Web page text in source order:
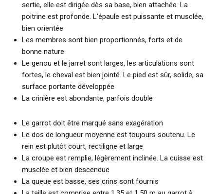
sertie, elle est dirigée dès sa base, bien attachée. La
poitrine est profonde. L’épaule est puissante et musclée,
bien orientée
Les membres sont bien proportionnés, forts et de
bonne nature
Le genou et le jarret sont larges, les articulations sont
fortes, le cheval est bien jointé. Le pied est sûr, solide, sa
surface portante développée
La crinière est abondante, parfois double
Le garrot doit être marqué sans exagération
Le dos de longueur moyenne est toujours soutenu. Le
rein est plutôt court, rectiligne et large
La croupe est remplie, légèrement inclinée. La cuisse est
musclée et bien descendue
La queue est basse, ses crins sont fournis